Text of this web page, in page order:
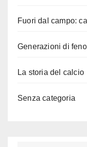
Fuori dal campo:
Generazioni di
La storia del calcio
Senza categoria